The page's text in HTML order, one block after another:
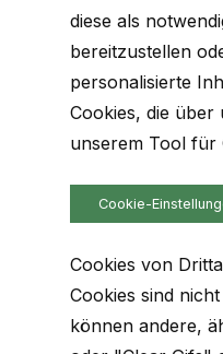
diese als
bereitzustellen
personalisierte
Cookies, die über
unserem Tool für
Cookie-
Cookies von
Cookies sind
können andere,